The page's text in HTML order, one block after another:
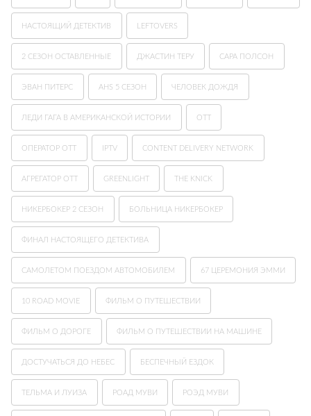
НАСТОЯЩИЙ ДЕТЕКТИВ LEFTOVERS
2 СЕЗОН ОСТАВЛЕННЫЕ ДЖАСТИН ТЕРУ САРА ПОЛСОН
ЭВАН ПИТЕРС AHS 5 СЕЗОН ЧЕЛОВЕК ДОЖДЯ
ЛЕДИ ГАГА В АМЕРИКАНСКОЙ ИСТОРИИ ОТТ
ОПЕРАТОР OTT IPTV CONTENT DELIVERY NETWORK
АГРЕГАТОР OTT GREENLIGHT THE KNICK
НИКЕРБОКЕР 2 СЕЗОН БОЛЬНИЦА НИКЕРБОКЕР
ФИНАЛ НАСТОЯЩЕГО ДЕТЕКТИВА
САМОЛЕТОМ ПОЕЗДОМ АВТОМОБИЛЕМ 67 ЦЕРЕМОНИЯ ЭММИ
10 ROAD MOVIE ФИЛЬМ О ПУТЕШЕСТВИИ
ФИЛЬМ О ДОРОГЕ ФИЛЬМ О ПУТЕШЕСТВИИ НА МАШИНЕ
ДОСТУЧАТЬСЯ ДО НЕБЕС БЕСПЕЧНЫЙ ЕЗДОК
ТЕЛЬМА И ЛУИЗА РОАД МУВИ РОЭД МУВИ